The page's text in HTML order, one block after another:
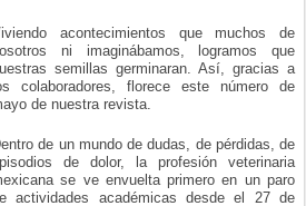
acontecimientos que muchos de
ni imaginábamos, logramos que
semillas germinaran. Así, gracias a
colaboradores, florece este número de
de nuestra revista.
de un mundo de dudas, de pérdidas, de
de dolor, la profesión veterinaria
se ve envuelta primero en un paro
actividades académicas desde el 27 de